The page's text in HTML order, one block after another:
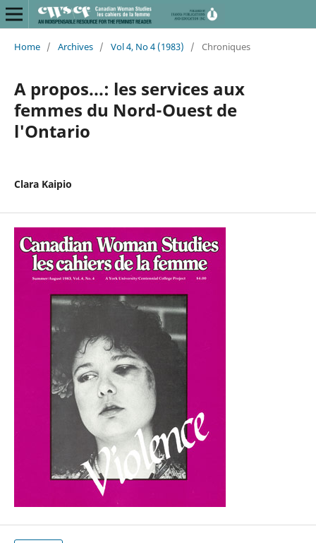
Home / Archives / Vol 4, No 4 (1983) / Chroniques
A propos...: les services aux
femmes du Nord-Ouest de
l'Ontario
Clara Kaipio